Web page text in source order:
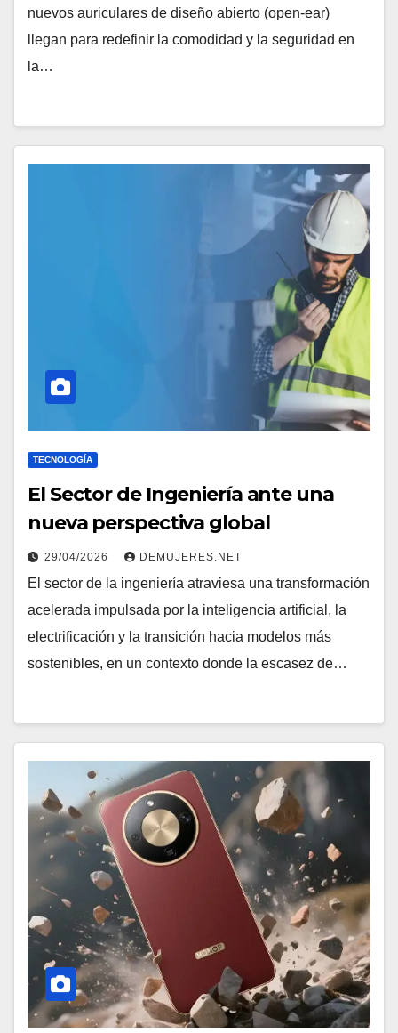
nuevos auriculares de diseño abierto (open-ear)
llegan para redefinir la comodidad y la seguridad en
la…
TECNOLOGÍA
El Sector de Ingeniería ante una
nueva perspectiva global
29/04/2026 DEMUJERES.NET
El sector de la ingeniería atraviesa una transformación
acelerada impulsada por la inteligencia artificial, la
electrificación y la transición hacia modelos más
sostenibles, en un contexto donde la escasez de…